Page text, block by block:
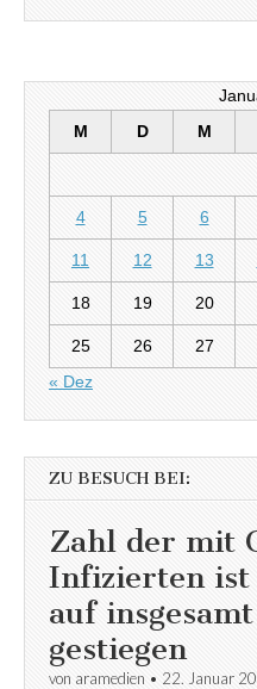
M
D M
4 5 6
11 12 13
18 19 20
25 26 27
« Dez
ZU BESUCH BEI:
Zahl der mit
Infizierten ist
auf
gestiegen
von aramedien • 22. Januar